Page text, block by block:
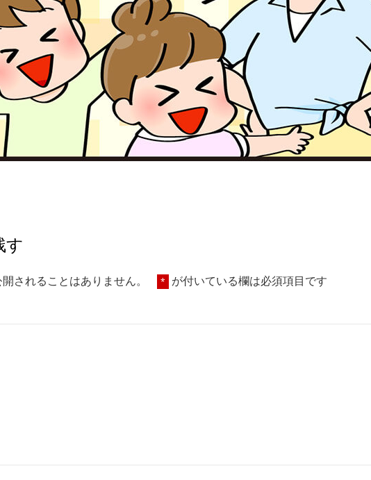
す
されることはありません。 * が付いている欄は必須項目です